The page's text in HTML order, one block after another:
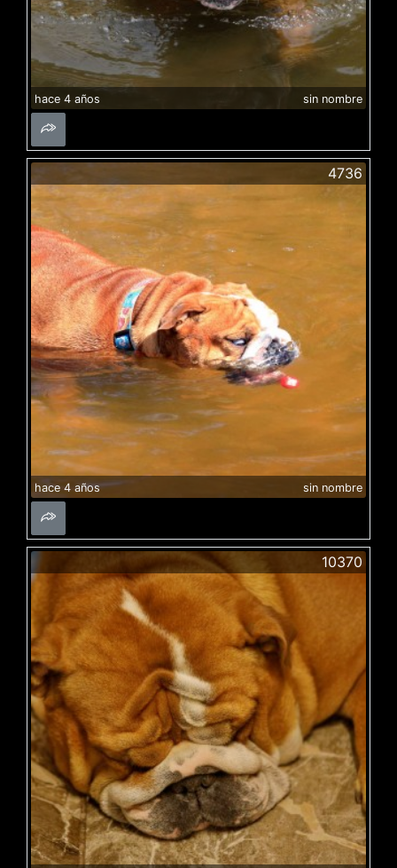
hace 4 años sin nombre
4736
hace 4 años sin nombre
10370